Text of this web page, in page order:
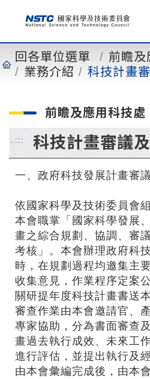
容 回各單位選單
前瞻及
業務介紹
科技計畫
前瞻及應用科技處
::: 科技計畫審議
一、政府科技發展計畫審議
依國家科學及技術委員會
本會職掌「國家科學發展
畫之綜合規劃、協調、審
考核」。本會辦理政府科
時，在規劃過程均邀集主
收集意見，作業程序定案
關研提年度科技計畫書送
審查作業由本會邀請官、
專家協助，分為書面審查
畫過去執行成效、未來工
進行評估，並提出執行及
由本會彙編完成後，由本